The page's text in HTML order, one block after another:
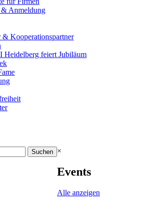
Anmeldung
& Kooperationspartner
Heidelberg feiert Jubiläum
×
Events
Alle anzeigen